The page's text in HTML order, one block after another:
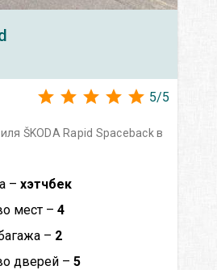
5/5
ŠKODA Rapid Spaceback в
– хэтчбек
мест – 4
– 2
дверей – 5